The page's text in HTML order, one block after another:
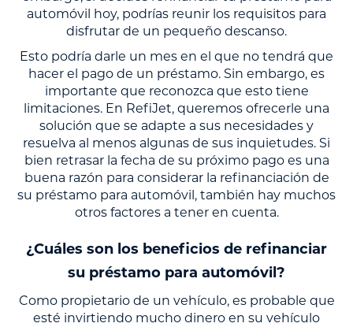
automóvil hoy, podrías reunir los requisitos para
disfrutar de un pequeño descanso.
Esto podría darle un mes en el que no tendrá que
hacer el pago de un préstamo. Sin embargo, es
importante que reconozca que esto tiene
limitaciones. En RefiJet, queremos ofrecerle una
solución que se adapte a sus necesidades y
resuelva al menos algunas de sus inquietudes. Si
bien retrasar la fecha de su próximo pago es una
buena razón para considerar la refinanciación de
su préstamo para automóvil, también hay muchos
otros factores a tener en cuenta.
¿Cuáles son los beneficios de refinanciar
su préstamo para automóvil?
Como propietario de un vehículo, es probable que
esté invirtiendo mucho dinero en su vehículo